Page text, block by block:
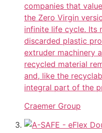
companies that
the Zero Virgin
infinite life cycle. Its
discarded plastic
extruder machinery
recycled material
and, like the
integral part of the
Craemer Group